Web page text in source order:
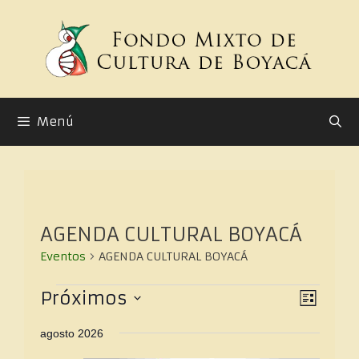
Menú
AGENDA CULTURAL BOYACÁ
Eventos AGENDA CULTURAL BOYACÁ
N
a
N
a
L
Próximos
e
agosto 2026